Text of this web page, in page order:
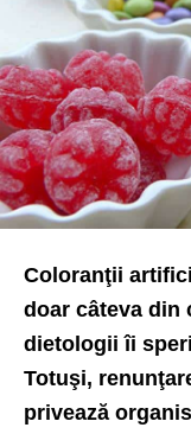
Coloranţii
doar câteva din
dietologii îi
Totuşi,
privează